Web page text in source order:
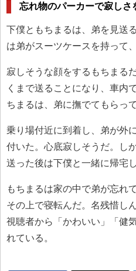
忘れ物のパーカーで寂しさ
下僕ともちまるは、弟を見送
は弟がスーツケースを持って
寂しそうな顔をするもちまる
くまで送ることになり、車内
ちまるは、弟に撫でてもらっ
乗り場付近に到着し、弟が外
付いた。心底寂しそうだ。し
送った後は下僕と一緒に帰宅し
もちまるは家の中で弟が忘れ
その上で寝転んだ。名残惜し
視聴者から「かわいい」「健
れている。